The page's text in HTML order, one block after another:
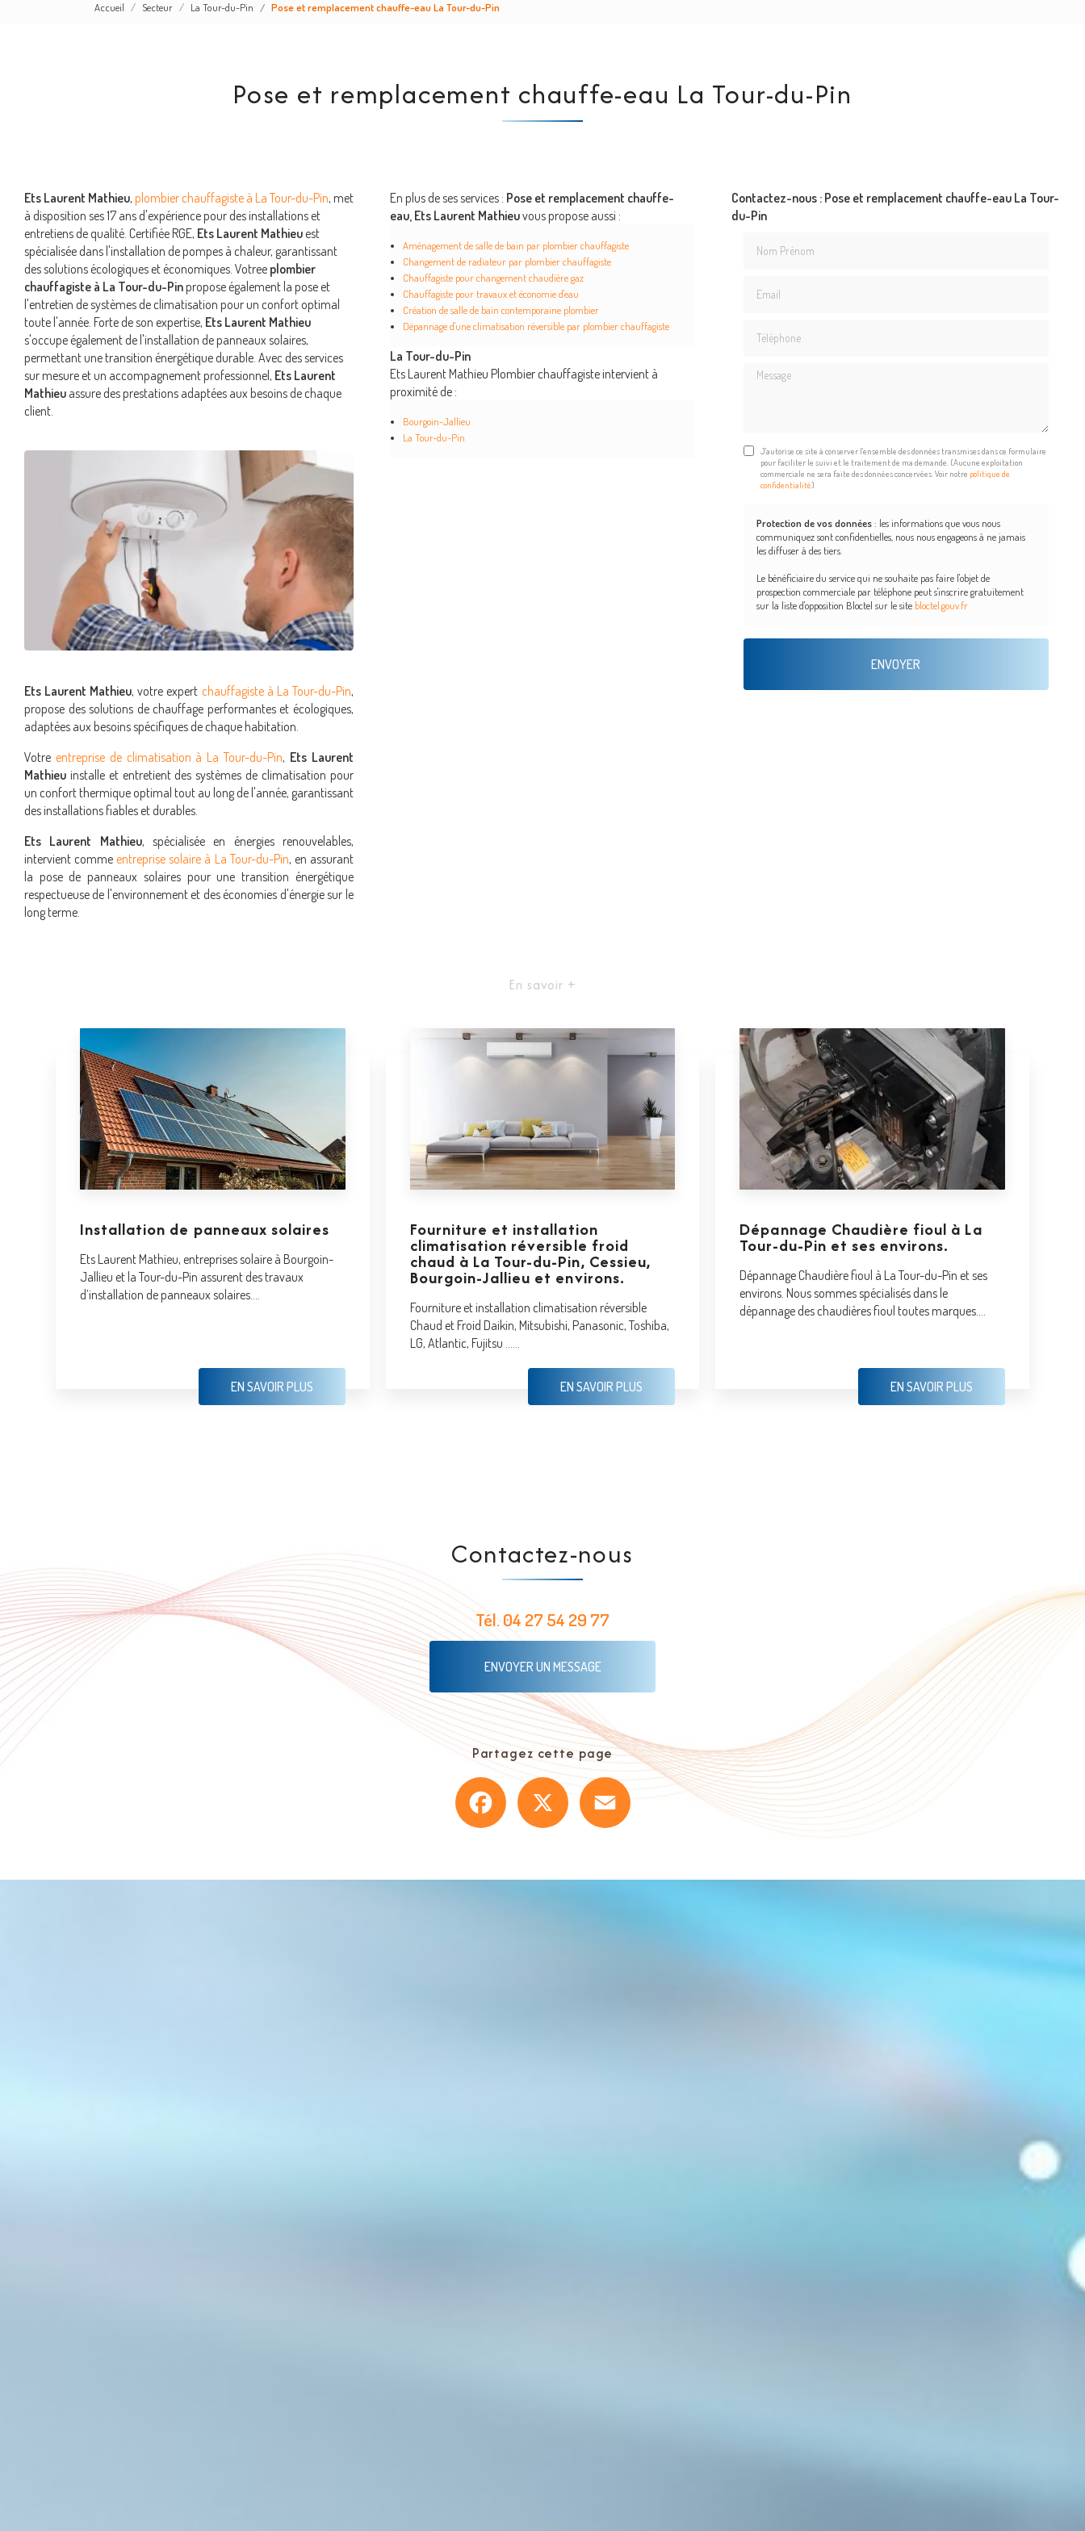
Accueil Secteur La Tour-du-Pin Pose et remplacement chauffe-eau La Tour-du-Pin
Pose et remplacement chauffe-eau La Tour-du-Pin
Ets Laurent Mathieu, plombier chauffagiste à La Tour-du-Pin, met
à disposition ses 17 ans d'expérience pour des installations et
entretiens de qualité. Certifiée RGE, Ets Laurent Mathieu est
spécialisée dans l'installation de pompes à chaleur, garantissant
des solutions écologiques et économiques. Votree plombier
chauffagiste à La Tour-du-Pin propose également la pose et
l'entretien de systèmes de climatisation pour un confort optimal
toute l'année. Forte de son expertise, Ets Laurent Mathieu
s'occupe également de l'installation de panneaux solaires,
permettant une transition énergétique durable. Avec des services
sur mesure et un accompagnement professionnel, Ets Laurent
Mathieu assure des prestations adaptées aux besoins de chaque
client.
Ets Laurent Mathieu, votre expert chauffagiste à La Tour-du-Pin,
propose des solutions de chauffage performantes et écologiques,
adaptées aux besoins spécifiques de chaque habitation.
Votre entreprise de climatisation à La Tour-du-Pin, Ets Laurent
Mathieu installe et entretient des systèmes de climatisation pour
un confort thermique optimal tout au long de l'année, garantissant
des installations fiables et durables.
Ets Laurent Mathieu, spécialisée en énergies renouvelables,
intervient commeentreprise solaire à La Tour-du-Pin, en assurant
la pose de panneaux solaires pour une transition énergétique
respectueuse de l'environnement et des économies d'énergie sur le
long terme.
En plus de ses services : Pose et remplacement chauffe-
eau, Ets Laurent Mathieuvous propose aussi :
Aménagement de salle de bain par plombier chauffagiste
Changement de radiateur par plombier chauffagiste
Chauffagiste pour changement chaudière gaz
Chauffagiste pour travaux et économie d'eau
Création de salle de bain contemporaine plombier
Dépannage d'une climatisation réversible par plombier chauffagiste
La Tour-du-Pin
Ets Laurent Mathieu Plombier chauffagiste intervient à
proximité de :
Bourgoin-Jallieu
La Tour-du-Pin
Contactez-nous : Pose et remplacement chauffe-eau La Tour-
du-Pin
Message
J'autorise ce site à conserver l'ensemble des données transmises dans ce formulaire
pour faciliter le suivi et le traitement de ma demande. (Aucune exploitation
commerciale ne sera faite des données concervées. Voir notre politique de
confidentialité)
Protection de vos données: les informations que vous nous
communiquez sont confidentielles, nous nous engageons à ne jamais
les diffuser à des tiers.
Le bénéficiaire du service qui ne souhaite pas faire l'objet de
prospection commerciale par téléphone peut s'inscrire gratuitement
sur la liste d'opposition Bloctel sur le site bloctel.gouv.fr
En savoir +
Installation de panneaux solaires
Ets Laurent Mathieu, entreprises solaire à Bourgoin-
Jallieu et la Tour-du-Pin assurent des travaux
d’installation de panneaux solaires....
EN SAVOIR PLUS
Fourniture et installation
climatisation réversible froid
chaud à La Tour-du-Pin, Cessieu,
Bourgoin-Jallieu et environs.
Fourniture et installation climatisation réversible
Chaud et Froid Daikin, Mitsubishi, Panasonic, Toshiba,
LG, Atlantic, Fujitsu ......
EN SAVOIR PLUS
Dépannage Chaudière fioul à La
Tour-du-Pin et ses environs.
Dépannage Chaudière fioul à La Tour-du-Pin et ses
environs. Nous sommes spécialisés dans le
dépannage des chaudières fioul toutes marques....
EN SAVOIR PLUS
Contactez-nous
Tél. 04 27 54 29 77
ENVOYER UN MESSAGE
Partagez cette page
Facebook